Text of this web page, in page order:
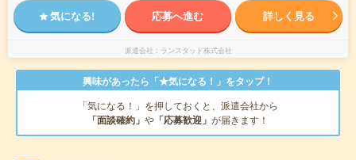
気になる! 応募へ進む 詳しく見る
派遣会社 ランスタッド株式会社
興味があったら「★気になる！」をタップ！
「気になる！」を押しておくと、派遣会社から
「面談確約」 や 「応募歓迎」 が届きます！